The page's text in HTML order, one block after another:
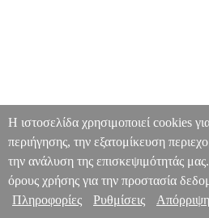
Η ιστοσελίδα χρησιμοποιεί cookies
περιήγησης, την εξατομίκευση
την ανάλυση της επισκεψιμότητάς
όρους χρήσης για την προστασία
Πληροφορίες
Ρυθμίσεις Απόρριψη